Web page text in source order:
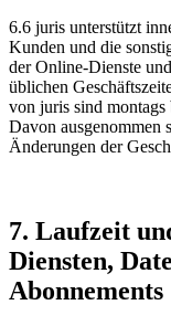
6.6 juris unterstützt
Kunden und die
der Online-Dienste
üblichen
von juris sind
Davon ausgenommen
Änderungen der
7. Laufzeit
Diensten,
Abonnements